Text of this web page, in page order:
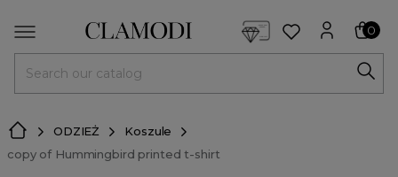
0
ODZIEŻ
Koszule
copy of Hummingbird printed t-shirt